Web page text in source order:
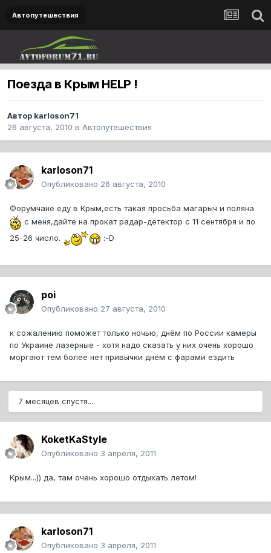
Автопутешествия
Поезда в Крым HELP !
Автор karloson71
26 августа, 2010 в Автопутешествия
karloson71
Опубликовано 26 августа, 2010
Форумчане еду в Крым,есть такая просьба магарыч и поляна
с меня,дайте на прокат радар-детектор с 11 сентября и по
25-26 число.
:-D
poi
Опубликовано 27 августа, 2010
к сожалению поможет только ночью, днём по России камеры
по Украине лазерные - хотя надо сказать у них очень хорошо
моргают тем более нет привычки днём с фарами ездить
7 месяцев спустя...
KoketKaStyle
Опубликовано 3 апреля, 2011
Крым...)) да, там очень хорошо отдыхать летом!
karloson71
Опубликовано 3 апреля, 2011